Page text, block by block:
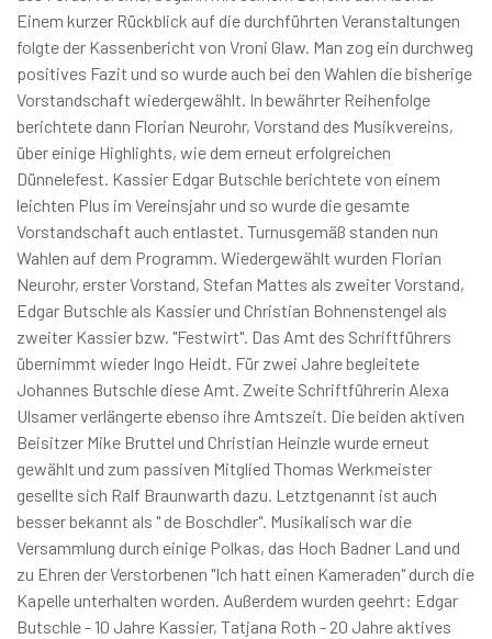
Einem kurzer Rückblick auf die durchführten Veranstaltungen
folgte der Kassenbericht von Vroni Glaw. Man zog ein durchweg
positives Fazit und so wurde auch bei den Wahlen die bisherige
Vorstandschaft wiedergewählt. In bewährter Reihenfolge
berichtete dann Florian Neurohr, Vorstand des Musikvereins,
über einige Highlights, wie dem erneut erfolgreichen
Dünnelefest. Kassier Edgar Butschle berichtete von einem
leichten Plus im Vereinsjahr und so wurde die gesamte
Vorstandschaft auch entlastet. Turnusgemäß standen nun
Wahlen auf dem Programm. Wiedergewählt wurden Florian
Neurohr, erster Vorstand, Stefan Mattes als zweiter Vorstand,
Edgar Butschle als Kassier und Christian Bohnenstengel als
zweiter Kassier bzw. "Festwirt". Das Amt des Schriftführers
übernimmt wieder Ingo Heidt. Für zwei Jahre begleitete
Johannes Butschle diese Amt. Zweite Schriftführerin Alexa
Ulsamer verlängerte ebenso ihre Amtszeit. Die beiden aktiven
Beisitzer Mike Bruttel und Christian Heinzle wurde erneut
gewählt und zum passiven Mitglied Thomas Werkmeister
gesellte sich Ralf Braunwarth dazu. Letztgenannt ist auch
besser bekannt als " de Boschdler". Musikalisch war die
Versammlung durch einige Polkas, das Hoch Badner Land und
zu Ehren der Verstorbenen "Ich hatt einen Kameraden" durch die
Kapelle unterhalten worden. Außerdem wurden geehrt: Edgar
Butschle - 10 Jahre Kassier, Tatjana Roth - 20 Jahre aktives